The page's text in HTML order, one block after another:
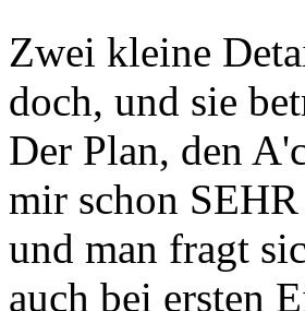
Zwei kleine
doch, und sie
Der Plan, den
mir schon
und man fragt
auch bei ersten